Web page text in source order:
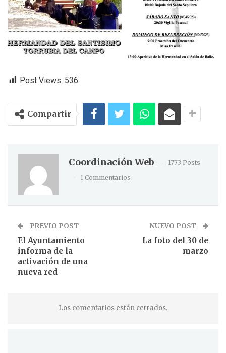
Post Views: 536
Compartir
Coordinación Web
1773 Posts
1 Commentarios
PREVIO POST
El Ayuntamiento
informa de la
activación de una
nueva red
NUEVO POST
La foto del 30 de
marzo
Los comentarios están cerrados.